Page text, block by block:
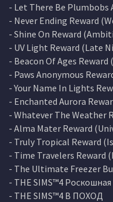
- Let There Be Plumbobs
- Never Ending Reward
- Shine On Reward
- UV Light Reward (Late
- Beacon Of Ages
- Paws Anonymous
- Your Name In Lights
- Enchanted Aurora
- Whatever The Weather
- Alma Mater Reward
- Truly Tropical Reward
- Time Travelers Reward
- The Ultimate Freezer
- THE SIMS™4
- THE SIMS™4 В ПОХОД